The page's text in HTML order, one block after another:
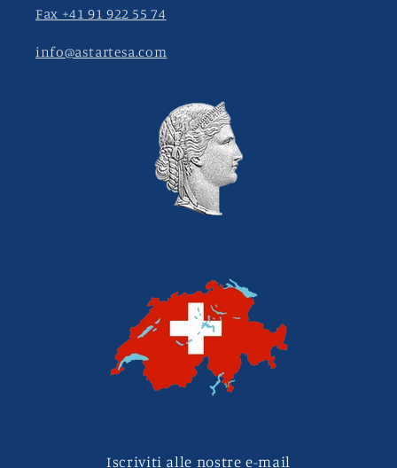
Fax +41 91 922 55 74
info@astartesa.com
Iscriviti alle nostre e-mail